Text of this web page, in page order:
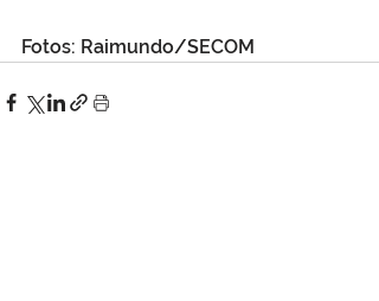
Fotos: Raimundo/SECOM